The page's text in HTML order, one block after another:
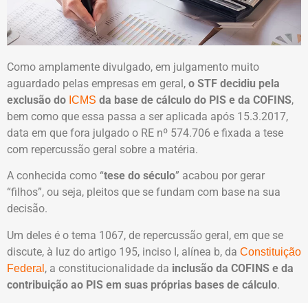
Como amplamente divulgado, em julgamento muito
aguardado pelas empresas em geral, o STF decidiu pela
exclusão do ICMS da base de cálculo do PIS e da COFINS,
bem como que essa passa a ser aplicada após 15.3.2017,
data em que fora julgado o RE nº 574.706 e fixada a tese
com repercussão geral sobre a matéria.
A conhecida como “tese do século” acabou por gerar
“filhos”, ou seja, pleitos que se fundam com base na sua
decisão.
Um deles é o tema 1067, de repercussão geral, em que se
discute, à luz do artigo 195, inciso I, alínea b, da Constituição
Federal , a constitucionalidade da inclusão da COFINS e da
contribuição ao PIS em suas próprias bases de cálculo.